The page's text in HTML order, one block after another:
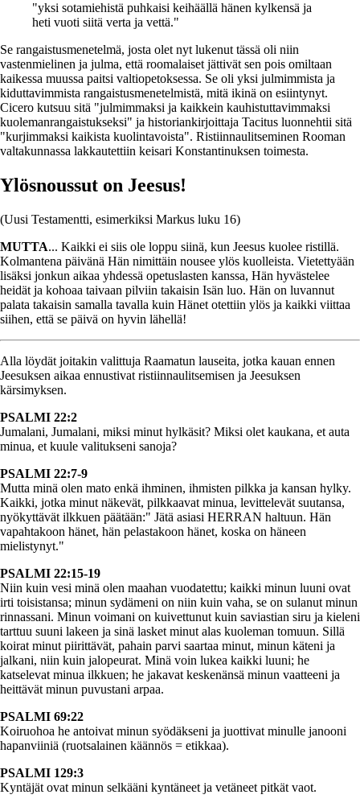
"yksi sotamiehistä puhkaisi keihäällä hänen kylkensä ja
heti vuoti siitä verta ja vettä."
Se rangaistusmenetelmä, josta olet nyt lukenut tässä oli niin
vastenmielinen ja julma, että roomalaiset jättivät sen pois omiltaan
kaikessa muussa paitsi valtiopetoksessa. Se oli yksi julmimmista ja
kiduttavimmista rangaistusmenetelmistä, mitä ikinä on esiintynyt.
Cicero kutsuu sitä "julmimmaksi ja kaikkein kauhistuttavimmaksi
kuolemanrangaistukseksi" ja historiankirjoittaja Tacitus luonnehtii sitä
"kurjimmaksi kaikista kuolintavoista". Ristiinnaulitseminen Rooman
valtakunnassa lakkautettiin keisari Konstantinuksen toimesta.
Ylösnoussut on Jeesus!
(Uusi Testamentti, esimerkiksi Markus luku 16)
MUTTA... Kaikki ei siis ole loppu siinä, kun Jeesus kuolee ristillä.
Kolmantena päivänä Hän nimittäin nousee ylös kuolleista. Vietettyään
lisäksi jonkun aikaa yhdessä opetuslasten kanssa, Hän hyvästelee
heidät ja kohoaa taivaan pilviin takaisin Isän luo. Hän on luvannut
palata takaisin samalla tavalla kuin Hänet otettiin ylös ja kaikki viittaa
siihen, että se päivä on hyvin lähellä!
Alla löydät joitakin valittuja Raamatun lauseita, jotka kauan ennen
Jeesuksen aikaa ennustivat ristiinnaulitsemisen ja Jeesuksen
kärsimyksen.
PSALMI 22:2
Jumalani, Jumalani, miksi minut hylkäsit? Miksi olet kaukana, et auta
minua, et kuule valitukseni sanoja?
PSALMI 22:7-9
Mutta minä olen mato enkä ihminen, ihmisten pilkka ja kansan hylky.
Kaikki, jotka minut näkevät, pilkkaavat minua, levittelevät suutansa,
nyökyttävät ilkkuen päätään:" Jätä asiasi HERRAN haltuun. Hän
vapahtakoon hänet, hän pelastakoon hänet, koska on häneen
mielistynyt."
PSALMI 22:15-19
Niin kuin vesi minä olen maahan vuodatettu; kaikki minun luuni ovat
irti toisistansa; minun sydämeni on niin kuin vaha, se on sulanut minun
rinnassani. Minun voimani on kuivettunut kuin saviastian siru ja kieleni
tarttuu suuni lakeen ja sinä lasket minut alas kuoleman tomuun. Sillä
koirat minut piirittävät, pahain parvi saartaa minut, minun käteni ja
jalkani, niin kuin jalopeurat. Minä voin lukea kaikki luuni; he
katselevat minua ilkkuen; he jakavat keskenänsä minun vaatteeni ja
heittävät minun puvustani arpaa.
PSALMI 69:22
Koiruohoa he antoivat minun syödäkseni ja juottivat minulle janooni
hapanviiniä (ruotsalainen käännös = etikkaa).
PSALMI 129:3
Kyntäjät ovat minun selkääni kyntäneet ja vetäneet pitkät vaot.